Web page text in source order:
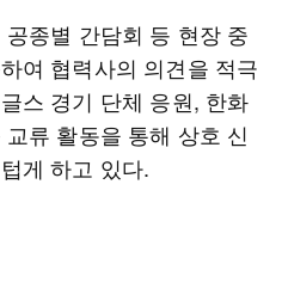
종별 간담회 등 현장 중
여 협력사의 의견을 적극
스 경기 단체 응원, 한화
류 활동을 통해 상호 신
게 하고 있다.